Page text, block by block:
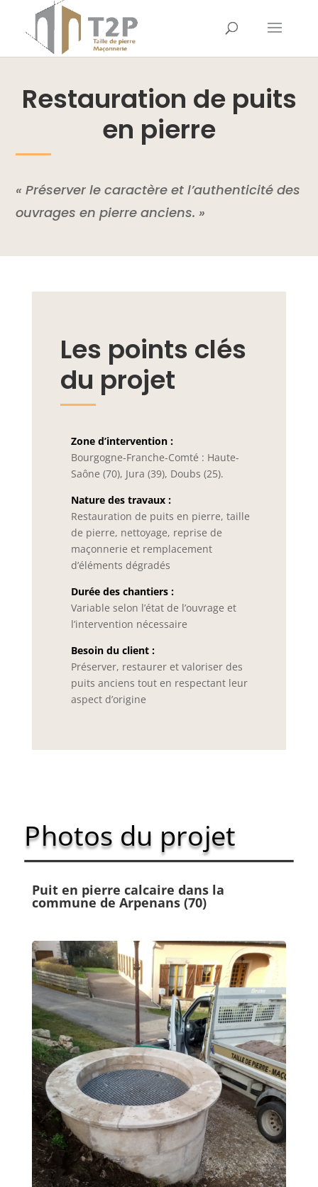
Restauration de puits
en pierre
« Préserver le caractère et l’authenticité des
ouvrages en pierre anciens. »
Les points clés
du projet
Zone d’intervention :
Bourgogne-Franche-Comté : Haute-
Saône (70), Jura (39), Doubs (25).
Nature des travaux :
Restauration de puits en pierre, taille
de pierre, nettoyage, reprise de
maçonnerie et remplacement
d’éléments dégradés
Durée des chantiers :
Variable selon l’état de l’ouvrage et
l’intervention nécessaire
Besoin du client :
Préserver, restaurer et valoriser des
puits anciens tout en respectant leur
aspect d’origine
Photos du projet
Puit en pierre calcaire dans la
commune de Arpenans (70)